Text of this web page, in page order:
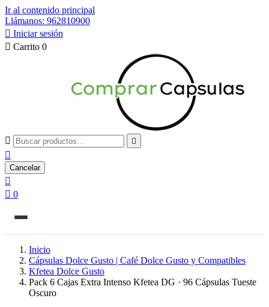
Ir al contenido principal
Llámanos: 962810900
 Iniciar sesión
 Carrito 0
 

Cancelar

 0
Inicio
Cápsulas Dolce Gusto | Café Dolce Gusto y Compatibles
Kfetea Dolce Gusto
Pack 6 Cajas Extra Intenso Kfetea DG · 96 Cápsulas Tueste
Oscuro